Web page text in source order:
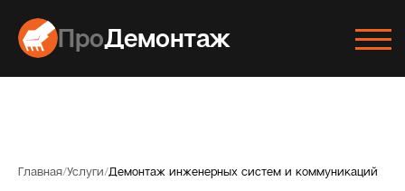
ПроДемонтаж
Главная/Услуги/Демонтаж инженерных систем и коммуникаций